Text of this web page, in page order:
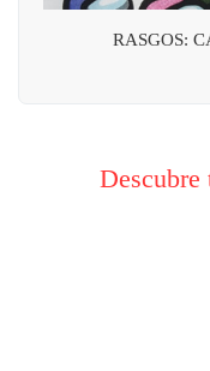
RASGOS:
Descubre